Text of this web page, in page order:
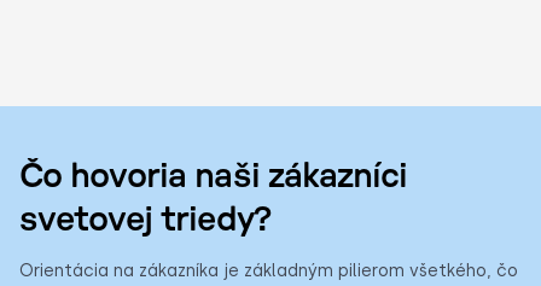
Čo hovoria naši zákazníci
svetovej triedy?
Orientácia na zákazníka je základným pilierom všetkého, čo